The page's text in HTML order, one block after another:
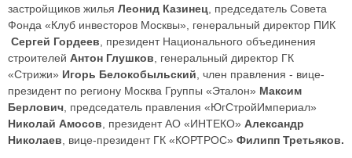
застройщиков жилья Леонид Казинец, председатель Совета
Фонда «Клуб инвесторов Москвы», генеральный директор ПИК
Сергей Гордеев, президент Национального объединения
строителей Антон Глушков, генеральный директор ГК
«Стрижи» Игорь Белокобыльский, член правления - вице-
президент по региону Москва Группы «Эталон» Максим
Берлович, председатель правления «ЮгСтройИмпериал»
Николай Амосов, президент АО «ИНТЕКО» Александр
Николаев, вице-президент ГК «КОРТРОС» Филипп Третьяков.